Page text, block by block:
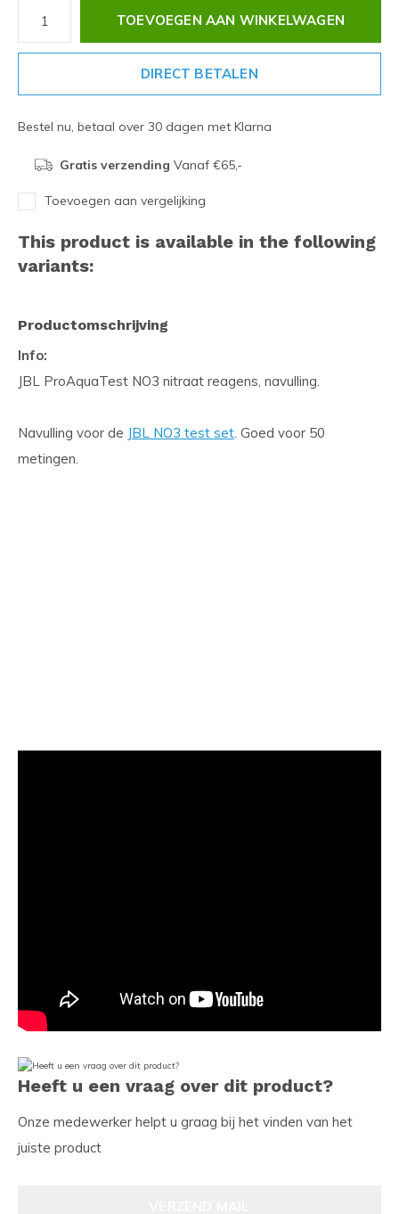
TOEVOEGEN AAN WINKELWAGEN
DIRECT BETALEN
Bestel nu, betaal over 30 dagen met Klarna
Gratis verzending Vanaf €65,-
Toevoegen aan vergelijking
This product is available in the following
variants:
Productomschrijving
Info:
JBL ProAquaTest NO3 nitraat reagens, navulling.
Navulling voor de JBL NO3 test set. Goed voor 50
metingen.
Heeft u een vraag over dit product?
Onze medewerker helpt u graag bij het vinden van het
juiste product